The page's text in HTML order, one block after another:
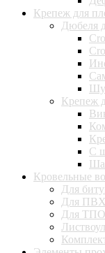
Крепеж для
Дюбеля
Крепеж
С
Кровельные
Для
Для
Для ТПО